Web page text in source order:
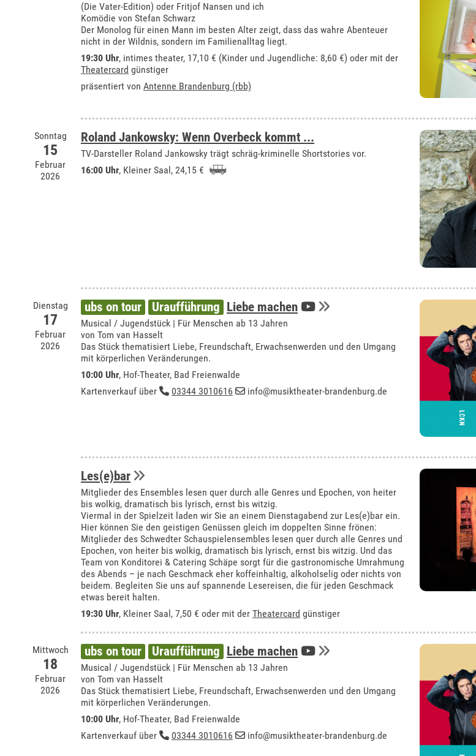
(Die Vater-Edition) oder Fritjof Nansen und ich
Komödie von Stefan Schwarz
Der Monolog für einen Mann im besten Alter zeigt, dass das wahre Abenteuer
nicht in der Wildnis, sondern im Familienalltag liegt.
19:30 Uhr, intimes theater, 17,10 € (Kinder und Jugendliche: 8,60 €) oder mit der
Theatercard günstiger
präsentiert von Antenne Brandenburg (rbb)
Sonntag
15
Februar
2026
Roland Jankowsky: Wenn Overbeck kommt ...
TV-Darsteller Roland Jankowsky trägt schräg-kriminelle Shortstories vor.
16:00 Uhr, Kleiner Saal, 24,15 €
Dienstag
17
Februar
2026
ubs on tour Uraufführung Liebe machen
Musical / Jugendstück | Für Menschen ab 13 Jahren
von Tom van Hasselt
Das Stück thematisiert Liebe, Freundschaft, Erwachsenwerden und den Umgang
mit körperlichen Veränderungen.
10:00 Uhr, Hof-Theater, Bad Freienwalde
Kartenverkauf über
03344 3010616 info@musiktheater-brandenburg.de
Les(e)bar
Mitglieder des Ensembles lesen quer durch alle Genres und Epochen, von heiter
bis wolkig, dramatisch bis lyrisch, ernst bis witzig.
Viermal in der Spielzeit laden wir Sie an einem Dienstagabend zur Les(e)bar ein.
Hier können Sie den geistigen Genüssen gleich im doppelten Sinne frönen:
Mitglieder des Schwedter Schauspielensembles lesen quer durch alle Genres und
Epochen, von heiter bis wolkig, dramatisch bis lyrisch, ernst bis witzig. Und das
Team von Konditorei & Catering Schäpe sorgt für die gastronomische Umrahmung
des Abends – je nach Geschmack eher koffeinhaltig, alkoholselig oder nichts von
beidem. Begleiten Sie uns auf spannende Lesereisen, die für jeden Geschmack
etwas bereit halten.
19:30 Uhr, Kleiner Saal, 7,50 € oder mit der Theatercard günstiger
Mittwoch
18
Februar
2026
ubs on tour Uraufführung Liebe machen
Musical / Jugendstück | Für Menschen ab 13 Jahren
von Tom van Hasselt
Das Stück thematisiert Liebe, Freundschaft, Erwachsenwerden und den Umgang
mit körperlichen Veränderungen.
10:00 Uhr, Hof-Theater, Bad Freienwalde
Kartenverkauf über
03344 3010616 info@musiktheater-brandenburg.de